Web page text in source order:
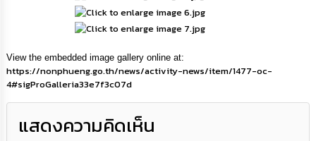
กิจการ
สภา
กิจการ
สภา
View the embedded image gallery online at:
https://nonphueng.go.th/news/activity-news/item/1477-oc-
4#sigProGalleria33e7f3c07d
แสดงความคิดเห็น